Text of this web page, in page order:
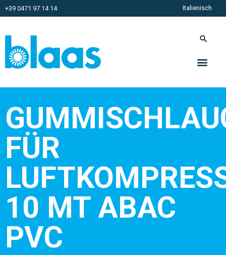
+39 0471 97 14 14 Italienisch
FÜR
10 MT ABAC
PVC